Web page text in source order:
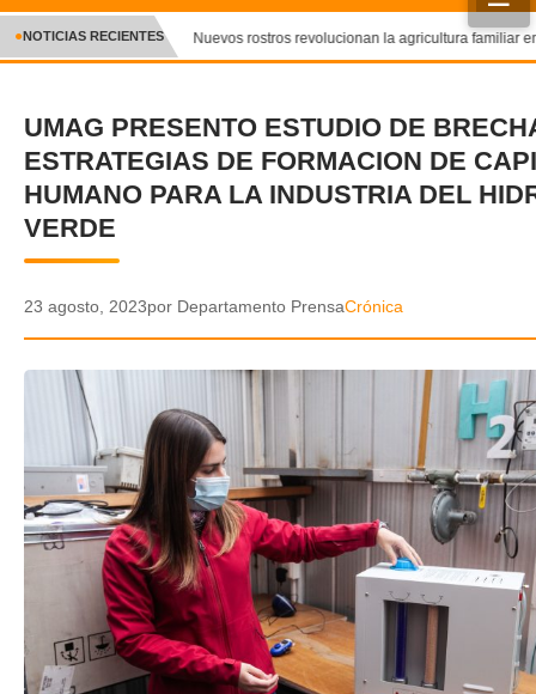
INICIO
CRÓNICA
DEPORTES
ENTRETENIMIENTO Y CULTURA
POLICIAL
VIDEOS
GALERIA DE FOTOS
APP MÓVIL
TRANSPARENCIA
✕
NOTICIAS RECIENTES Nuevos rostros revolucionan la agricultura familiar
UMAG PRESENTO ESTUDIO DE
ESTRATEGIAS DE FORMACION DE
HUMANO PARA LA INDUSTRIA DEL
VERDE
23 agosto, 2023por Departamento PrensaCrónica